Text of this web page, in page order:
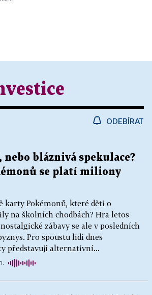
ODEBÍRAT
nebo bláznivá spekulace?
se platí miliony
karty Pokémonů, které děti o
na školních chodbách? Hra letos
zábavy se ale v posledních
Pro spoustu lidí dnes
představují alternativní...